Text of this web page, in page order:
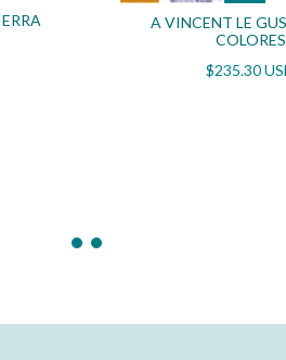
A VINCENT LE
COLORES
$235.30